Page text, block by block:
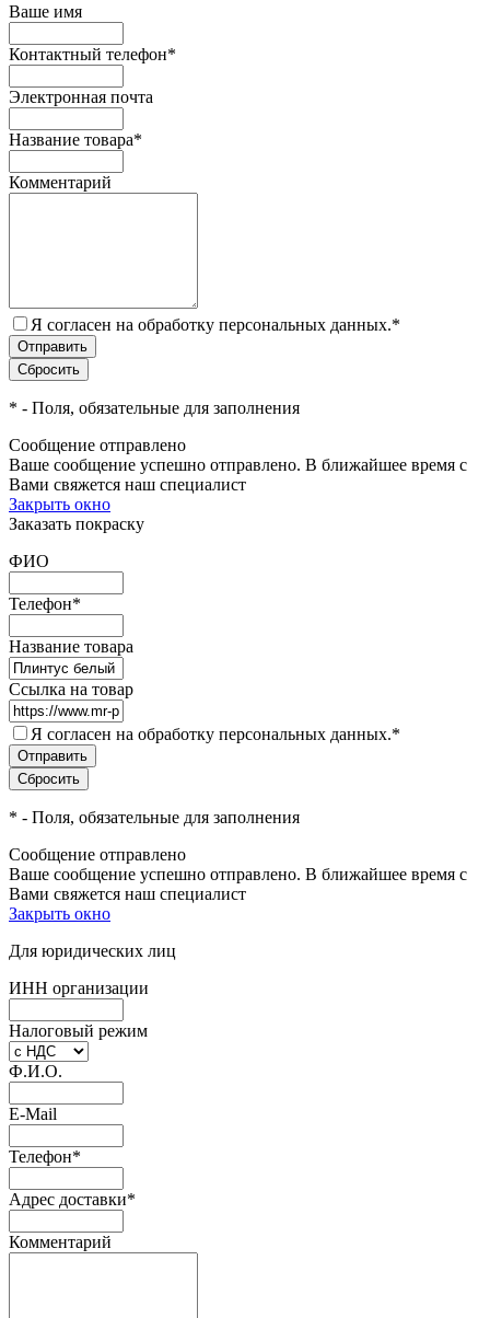
Ваше имя
Контактный телефон*
Электронная почта
Название товара*
Комментарий
Я согласен на обработку персональных данных.*
* - Поля, обязательные для заполнения
Сообщение отправлено
Ваше сообщение успешно отправлено. В ближайшее время с
Вами свяжется наш специалист
Закрыть окно
Заказать покраску
ФИО
Телефон*
Название товара
Ссылка на товар
Я согласен на обработку персональных данных.*
* - Поля, обязательные для заполнения
Сообщение отправлено
Ваше сообщение успешно отправлено. В ближайшее время с
Вами свяжется наш специалист
Закрыть окно
Для юридических лиц
ИНН организации
Налоговый режим
Ф.И.О.
E-Mail
Телефон*
Адрес доставки*
Комментарий